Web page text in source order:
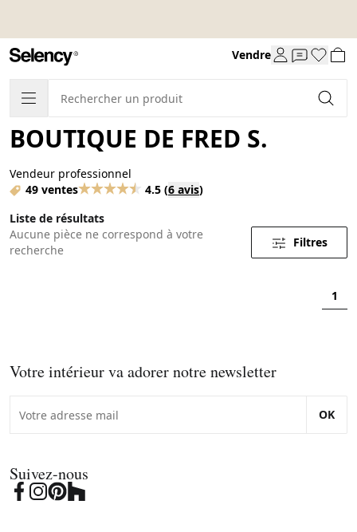
Vendre
BOUTIQUE DE FRED S.
Vendeur professionnel
49 ventes
4.5 (6 avis)
Liste de résultats
Aucune pièce ne correspond à votre
recherche
Filtres
1
Votre intérieur va adorer notre newsletter
OK
Suivez-nous